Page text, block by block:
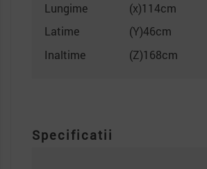
Lungime
(x)114cm
Latime
(Y)46cm
Inaltime
(Z)168cm
Specificatii